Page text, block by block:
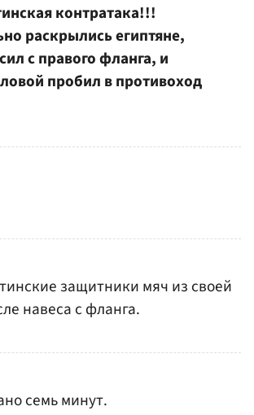
контратака!!!
раскрылись египтяне,
с правого фланга, и
пробил в противоход
защитники мяч из своей
навеса с фланга.
семь минут.